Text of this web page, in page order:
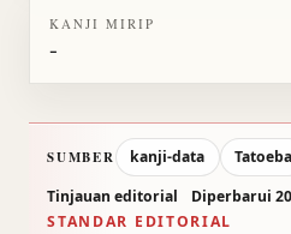
KANJI MIRIP
-
SUMBER kanji-data
Tatoeba
Tinjauan editorial
Diperbarui
STANDAR EDITORIAL